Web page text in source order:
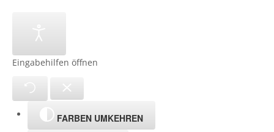
Eingabehilfen öffnen
FARBEN UMKEHREN